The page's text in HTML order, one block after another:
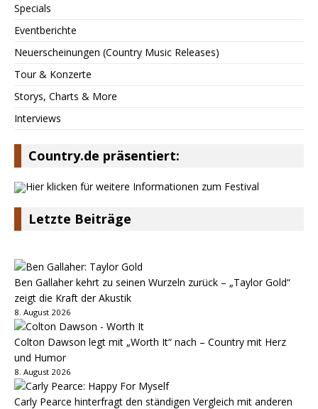
Specials
Eventberichte
Neuerscheinungen (Country Music Releases)
Tour & Konzerte
Storys, Charts & More
Interviews
Country.de präsentiert:
Letzte Beiträge
Ben Gallaher kehrt zu seinen Wurzeln zurück – „Taylor Gold“
zeigt die Kraft der Akustik
8. August 2026
Colton Dawson legt mit „Worth It“ nach – Country mit Herz
und Humor
8. August 2026
Carly Pearce hinterfragt den ständigen Vergleich mit anderen